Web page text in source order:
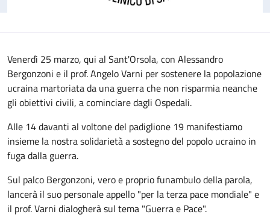
Venerdì 25 marzo, qui al Sant'Orsola, con Alessandro
Bergonzoni e il prof. Angelo Varni per sostenere la popolazione
ucraina martoriata da una guerra che non risparmia neanche
gli obiettivi civili, a cominciare dagli Ospedali.
Alle 14 davanti al voltone del padiglione 19 manifestiamo
insieme la nostra solidarietà a sostegno del popolo ucraino in
fuga dalla guerra.
Sul palco Bergonzoni, vero e proprio funambulo della parola,
lancerà il suo personale appello "per la terza pace mondiale" e
il prof. Varni dialogherà sul tema "Guerra e Pace".